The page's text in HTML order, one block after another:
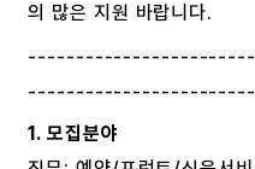
의 많은 지원 바랍니다.
1. 모집분야